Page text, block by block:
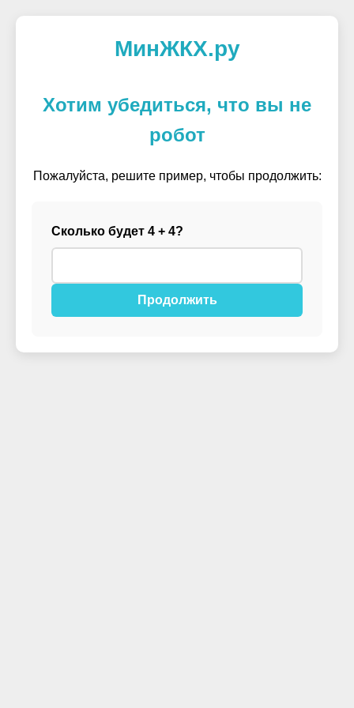
МинЖКХ.ру
Хотим убедиться, что вы не
робот
Пожалуйста, решите пример, чтобы продолжить:
Сколько будет 4 + 4?
Продолжить